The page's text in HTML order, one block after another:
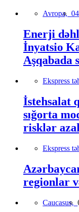
Avropa,
Enerji
İnyatsio
Aşqabada
Ekspress
İstehsalat
sığorta
risklər
Ekspress
regionlar
Caucasus,